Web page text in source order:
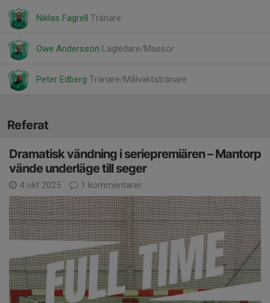
Niklas Fagrell Tränare
Owe Andersson Lagledare/Massör
Peter Edberg Tränare/Målvaktstränare
Referat
Dramatisk vändning i seriepremiären – Mantorp
vände underläge till seger
4 okt 2025 1 kommentarer